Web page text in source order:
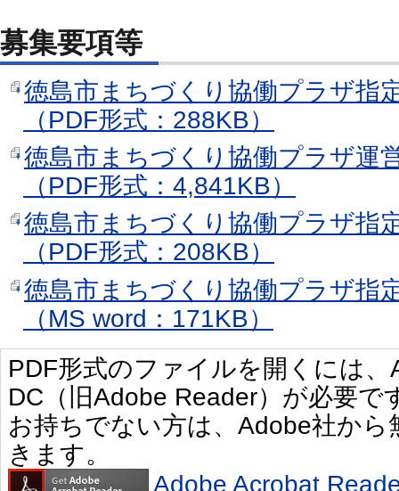
募集要項等
徳島市まちづくり協働プラザ指
（PDF形式：288KB）
徳島市まちづくり協働プラザ運
（PDF形式：4,841KB）
徳島市まちづくり協働プラザ指
（PDF形式：208KB）
徳島市まちづくり協働プラザ指
（MS word：171KB）
PDF形式のファイルを開くには
DC（旧Adobe Reader）が必要で
お持ちでない方は、Adobe社か
きます。
Adobe Acrobat